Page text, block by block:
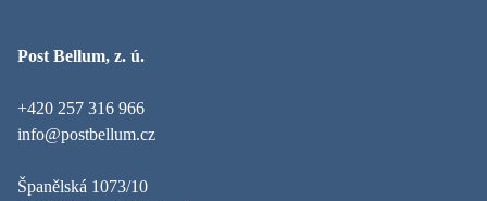
Post Bellum, z. ú.
+420 257 316 966
info@postbellum.cz
Španělská 1073/10